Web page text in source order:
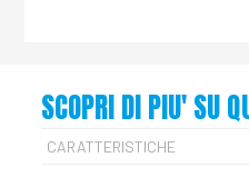
SCOPRI DI PIU' SU
CARATTERISTICHE